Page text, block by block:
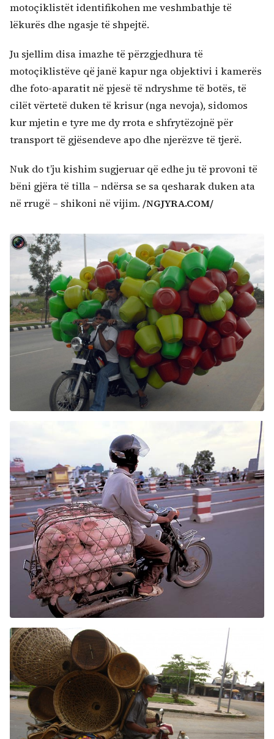
Kërko:
motoçiklistët identifikohen me veshmbathje të
lëkurës dhe ngasje të shpejtë.
Ju sjellim disa imazhe të përzgjedhura të
motoçiklistëve që janë kapur nga objektivi i kamerës
dhe foto-aparatit në pjesë të ndryshme të botës, të
cilët vërtetë duken të krisur (nga nevoja), sidomos
kur mjetin e tyre me dy rrota e shfrytëzojnë për
transport të gjësendeve apo dhe njerëzve të tjerë.
Nuk do t’ju kishim sugjeruar që edhe ju të provoni të
bëni gjëra të tilla – ndërsa se sa qesharak duken ata
në rrugë – shikoni në vijim. /NGJYRA.COM/